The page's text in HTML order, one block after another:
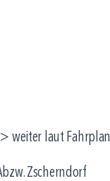
weiter laut Fahrplan
Zscherndorf